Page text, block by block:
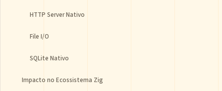
HTTP Server Nativo
File I/O
SQLite Nativo
Impacto no Ecossistema Zig